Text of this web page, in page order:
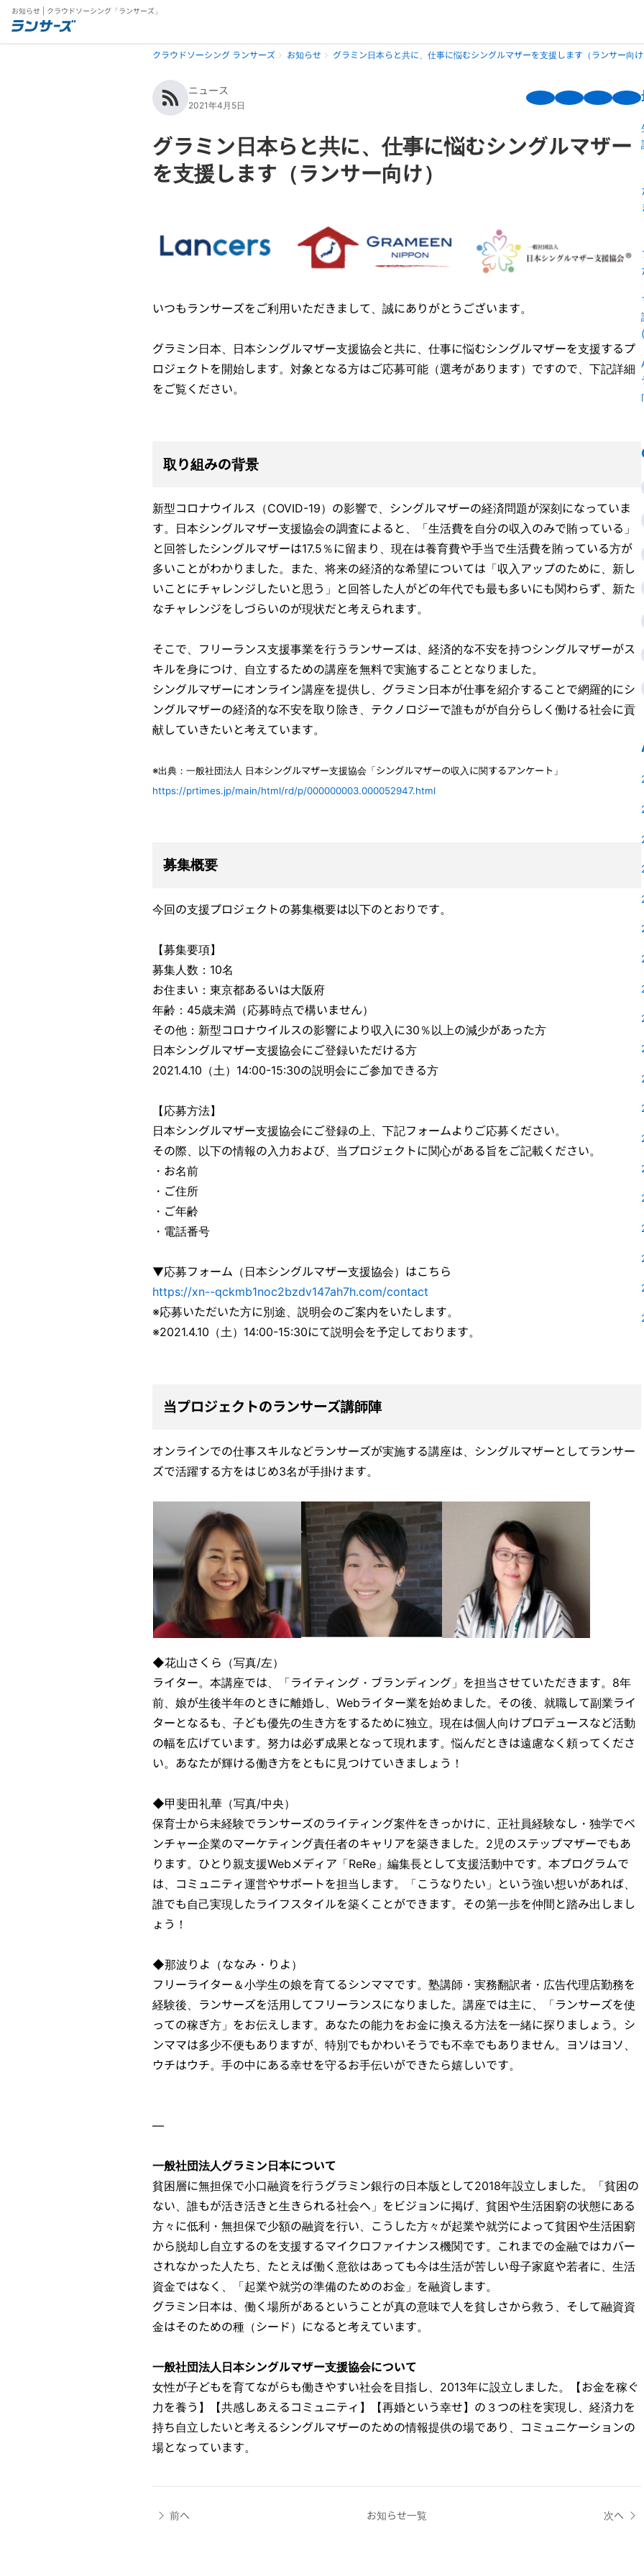
お知らせ | クラウドソーシング「ランサーズ」
クラウドソーシング ランサーズ お知らせ グラミン日本らと共に、仕事に悩むシングルマザーを支援します（ランサー向
ニュース
2021年4月5日
グラミン日本らと共に、仕事に悩むシングルマザー
を支援します（ランサー向け）
いつもランサーズをご利用いただきまして、誠にありがとうございます。
グラミン日本、日本シングルマザー支援協会と共に、仕事に悩むシングルマザーを支援するプ
ロジェクトを開始します。対象となる方はご応募可能（選考があります）ですので、下記詳細
をご覧ください。
取り組みの背景
新型コロナウイルス（COVID-19）の影響で、シングルマザーの経済問題が深刻になっていま
す。日本シングルマザー支援協会の調査によると、「生活費を自分の収入のみで賄っている」
と回答したシングルマザーは17.5％に留まり、現在は養育費や手当で生活費を賄っている方が
多いことがわかりました。また、将来の経済的な希望については「収入アップのために、新し
いことにチャレンジしたいと思う」と回答した人がどの年代でも最も多いにも関わらず、新た
なチャレンジをしづらいのが現状だと考えられます。
そこで、フリーランス支援事業を行うランサーズは、経済的な不安を持つシングルマザーがス
キルを身につけ、自立するための講座を無料で実施することとなりました。
シングルマザーにオンライン講座を提供し、グラミン日本が仕事を紹介することで網羅的にシ
ングルマザーの経済的な不安を取り除き、テクノロジーで誰もがが自分らしく働ける社会に貢
献していきたいと考えています。
※出典：一般社団法人 日本シングルマザー支援協会「シングルマザーの収入に関するアンケート」
https://prtimes.jp/main/html/rd/p/000000003.000052947.html
募集概要
今回の支援プロジェクトの募集概要は以下のとおりです。
【募集要項】
募集人数：10名
お住まい：東京都あるいは大阪府
年齢：45歳未満（応募時点で構いません）
その他：新型コロナウイルスの影響により収入に30％以上の減少があった方
日本シングルマザー支援協会にご登録いただける方
2021.4.10（土）14:00-15:30の説明会にご参加できる方
【応募方法】
日本シングルマザー支援協会にご登録の上、下記フォームよりご応募ください。
その際、以下の情報の入力および、当プロジェクトに関心がある旨をご記載ください。
・お名前
・ご住所
・ご年齢
・電話番号
▼応募フォーム（日本シングルマザー支援協会）はこちら
https://xn--qckmb1noc2bzdv147ah7h.com/contact
※応募いただいた方に別途、説明会のご案内をいたします。
※2021.4.10（土）14:00-15:30にて説明会を予定しております。
当プロジェクトのランサーズ講師陣
オンラインでの仕事スキルなどランサーズが実施する講座は、シングルマザーとしてランサー
ズで活躍する方をはじめ3名が手掛けます。
◆花山さくら（写真/左）
ライター。本講座では、「ライティング・ブランディング」を担当させていただきます。8年
前、娘が生後半年のときに離婚し、Webライター業を始めました。その後、就職して副業ライ
ターとなるも、子ども優先の生き方をするために独立。現在は個人向けプロデュースなど活動
の幅を広げています。努力は必ず成果となって現れます。悩んだときは遠慮なく頼ってくださ
い。あなたが輝ける働き方をともに見つけていきましょう！
◆甲斐田礼華（写真/中央）
保育士から未経験でランサーズのライティング案件をきっかけに、正社員経験なし・独学でベ
ンチャー企業のマーケティング責任者のキャリアを築きました。2児のステップマザーでもあ
ります。ひとり親支援Webメディア「ReRe」編集長として支援活動中です。本プログラムで
は、コミュニティ運営やサポートを担当します。「こうなりたい」という強い想いがあれば、
誰でも自己実現したライフスタイルを築くことができます。その第一歩を仲間と踏み出しまし
ょう！
◆那波りよ（ななみ・りよ）
フリーライター＆小学生の娘を育てるシンママです。塾講師・実務翻訳者・広告代理店勤務を
経験後、ランサーズを活用してフリーランスになりました。講座では主に、「ランサーズを使
っての稼ぎ方」をお伝えします。あなたの能力をお金に換える方法を一緒に探りましょう。シ
ンママは多少不便もありますが、特別でもかわいそうでも不幸でもありません。ヨソはヨソ、
ウチはウチ。手の中にある幸せを守るお手伝いができたら嬉しいです。
—
一般社団法人グラミン日本について
貧困層に無担保で小口融資を行うグラミン銀行の日本版として2018年設立しました。「貧困の
ない、誰もが活き活きと生きられる社会へ」をビジョンに掲げ、貧困や生活困窮の状態にある
方々に低利・無担保で少額の融資を行い、こうした方々が起業や就労によって貧困や生活困窮
から脱却し自立するのを支援するマイクロファイナンス機関です。これまでの金融ではカバー
されなかった人たち、たとえば働く意欲はあっても今は生活が苦しい母子家庭や若者に、生活
資金ではなく、「起業や就労の準備のためのお金」を融資します。
グラミン日本は、働く場所があるということが真の意味で人を貧しさから救う、そして融資資
金はそのための種（シード）になると考えています。
一般社団法人日本シングルマザー支援協会について
女性が子どもを育てながらも働きやすい社会を目指し、2013年に設立しました。【お金を稼ぐ
力を養う】【共感しあえるコミュニティ】【再婚という幸せ】の３つの柱を実現し、経済力を
持ち自立したいと考えるシングルマザーのための情報提供の場であり、コミュニケーションの
場となっています。
前へ お知らせ一覧 次へ